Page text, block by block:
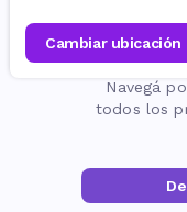
cambiar ubicación
La
Navegá
todos los